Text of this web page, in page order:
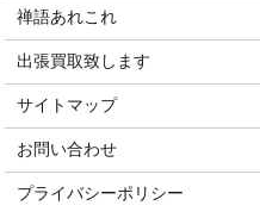
禅語あれこれ
出張買取致します
サイトマップ
お問い合わせ
プライバシーポリシー